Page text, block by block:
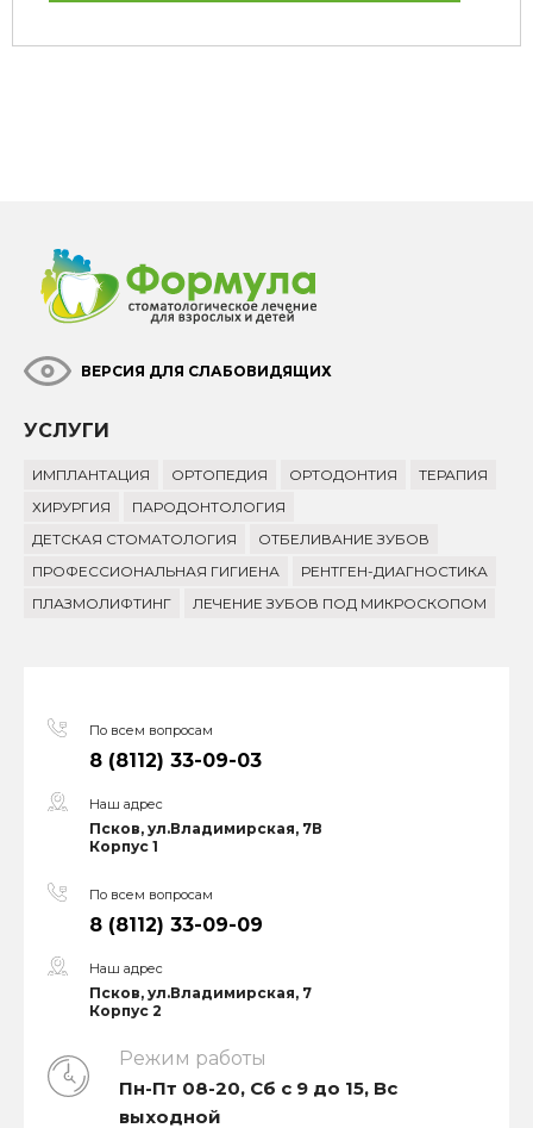
ВЕРСИЯ ДЛЯ СЛАБОВИДЯЩИХ
УСЛУГИ
ИМПЛАНТАЦИЯ ОРТОПЕДИЯ ОРТОДОНТИЯ
ТЕРАПИЯ
ХИРУРГИЯ
ПАРОДОНТОЛОГИЯ
ДЕТСКАЯ СТОМАТОЛОГИЯ
ОТБЕЛИВАНИЕ ЗУБОВ
ПРОФЕССИОНАЛЬНАЯ ГИГИЕНА
РЕНТГЕН-ДИАГНОСТИКА
ПЛАЗМОЛИФТИНГ
ЛЕЧЕНИЕ ЗУБОВ ПОД МИКРОСКОПОМ
По всем вопросам
8 (8112) 33-09-03
Наш адрес
Псков, ул.Владимирская, 7В
Корпус 1
По всем вопросам
8 (8112) 33-09-09
Наш адрес
Псков, ул.Владимирская, 7
Корпус 2
Режим работы
Пн-Пт 08-20, Сб с 9 до 15, Вс
выходной